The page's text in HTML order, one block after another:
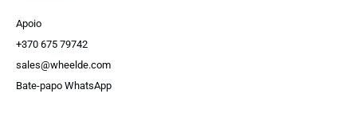
Apoio
+370 675 79742
sales@wheelde.com
Bate-papo WhatsApp